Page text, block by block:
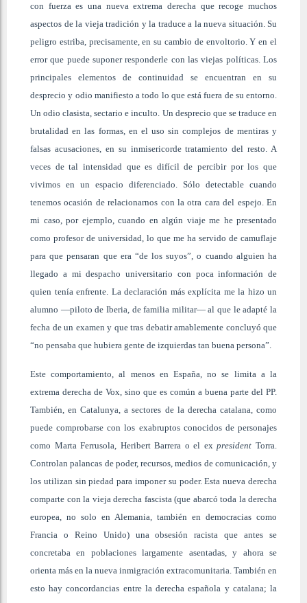
con fuerza es una nueva extrema derecha que recoge muchos
aspectos de la vieja tradición y la traduce a la nueva situación. Su
peligro estriba, precisamente, en su cambio de envoltorio. Y en el
error que puede suponer responderle con las viejas políticas. Los
principales elementos de continuidad se encuentran en su
desprecio y odio manifiesto a todo lo que está fuera de su entorno.
Un odio clasista, sectario e inculto. Un desprecio que se traduce en
brutalidad en las formas, en el uso sin complejos de mentiras y
falsas acusaciones, en su inmisericorde tratamiento del resto. A
veces de tal intensidad que es difícil de percibir por los que
vivimos en un espacio diferenciado. Sólo detectable cuando
tenemos ocasión de relacionarnos con la otra cara del espejo. En
mi caso, por ejemplo, cuando en algún viaje me he presentado
como profesor de universidad, lo que me ha servido de camuflaje
para que pensaran que era “de los suyos”, o cuando alguien ha
llegado a mi despacho universitario con poca información de
quien tenía enfrente. La declaración más explícita me la hizo un
alumno —piloto de Iberia, de familia militar— al que le adapté la
fecha de un examen y que tras debatir amablemente concluyó que
“no pensaba que hubiera gente de izquierdas tan buena persona”.
Este comportamiento, al menos en España, no se limita a la
extrema derecha de Vox, sino que es común a buena parte del PP.
También, en Catalunya, a sectores de la derecha catalana, como
puede comprobarse con los exabruptos conocidos de personajes
como Marta Ferrusola, Heribert Barrera o el expresident Torra.
Controlan palancas de poder, recursos, medios de comunicación, y
los utilizan sin piedad para imponer su poder. Esta nueva derecha
comparte con la vieja derecha fascista (que abarcó toda la derecha
europea, no solo en Alemania, también en democracias como
Francia o Reino Unido) una obsesión racista que antes se
concretaba en poblaciones largamente asentadas, y ahora se
orienta más en la nueva inmigración extracomunitaria. También en
esto hay concordancias entre la derecha española y catalana; la